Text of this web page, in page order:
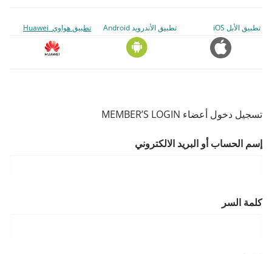
تطبيق الأبل iOS تطبيق الأندرويد Android تطبيق هواوي Huawei
تسجيل دخول أعضاء MEMBER’S LOGIN
إسم الحساب أو البريد الالكتروني
كلمة السر